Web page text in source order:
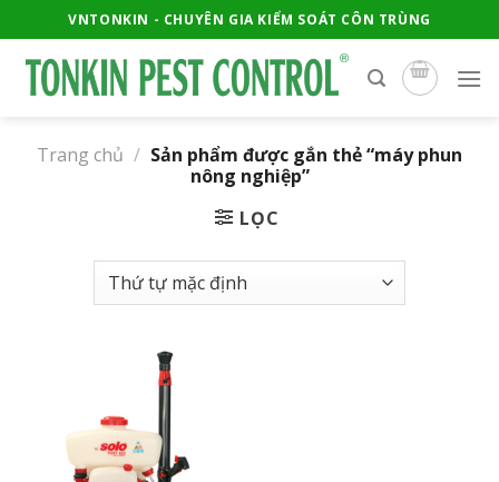
to
content
VNTONKIN - CHUYÊN GIA KIỂM SOÁT CÔN TRÙNG
Trang chủ / Sản phẩm được gắn thẻ “máy phun
nông nghiệp”
LỌC